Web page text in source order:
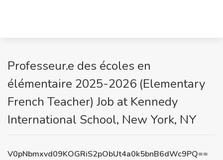
Professeur.e des écoles en
élémentaire 2025-2026 (Elementary
French Teacher) Job at Kennedy
International School, New York, NY
V0pNbmxvd09KOGRiS2pObUt4a0k5bnB6dWc9PQ==